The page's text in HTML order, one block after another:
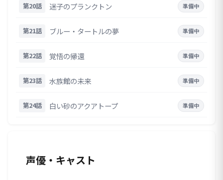
第20話 迷子のプランクトン 準備中
第21話 ブルー・タートルの夢 準備中
第22話 覚悟の帰還 準備中
第23話 水族館の未来 準備中
第24話 白い砂のアクアトープ 準備中
声優・キャスト